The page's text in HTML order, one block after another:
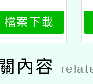
育司補助
國立臺中教
大學「本
語教學語
研究發展
檔案下載
內容